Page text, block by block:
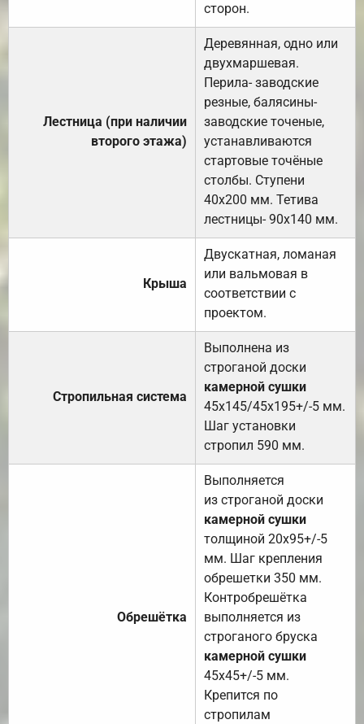
сторон.
Лестница (при наличии
второго этажа)
Деревянная, одно или
двухмаршевая.
Перила- заводские
резные, балясины-
заводские точеные,
устанавливаются
стартовые точёные
столбы. Ступени
40х200 мм. Тетива
лестницы- 90х140 мм.
Крыша
Двускатная, ломаная
или вальмовая в
соответствии с
проектом.
Стропильная система
Выполнена из
строганой доски
камерной сушки
45х145/45х195+/-5 мм.
Шаг установки
стропил 590 мм.
Обрешётка
Выполняется
из строганой доски
камерной сушки
толщиной 20х95+/-5
мм. Шаг крепления
обрешетки 350 мм.
Контробрешётка
выполняется из
строганого бруска
камерной сушки
45х45+/-5 мм.
Крепится по
стропилам